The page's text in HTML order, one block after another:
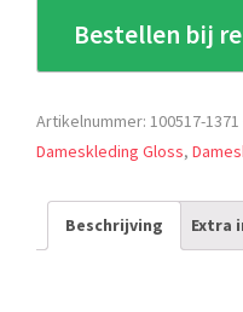
Bestellen bij
Artikelnummer: 100517-1371
Dameskleding Gloss,
Beschrijving Extra